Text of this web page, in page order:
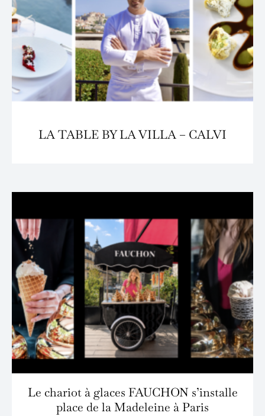
LA TABLE BY LA VILLA – CALVI
Le chariot à glaces FAUCHON s’installe
place de la Madeleine à Paris